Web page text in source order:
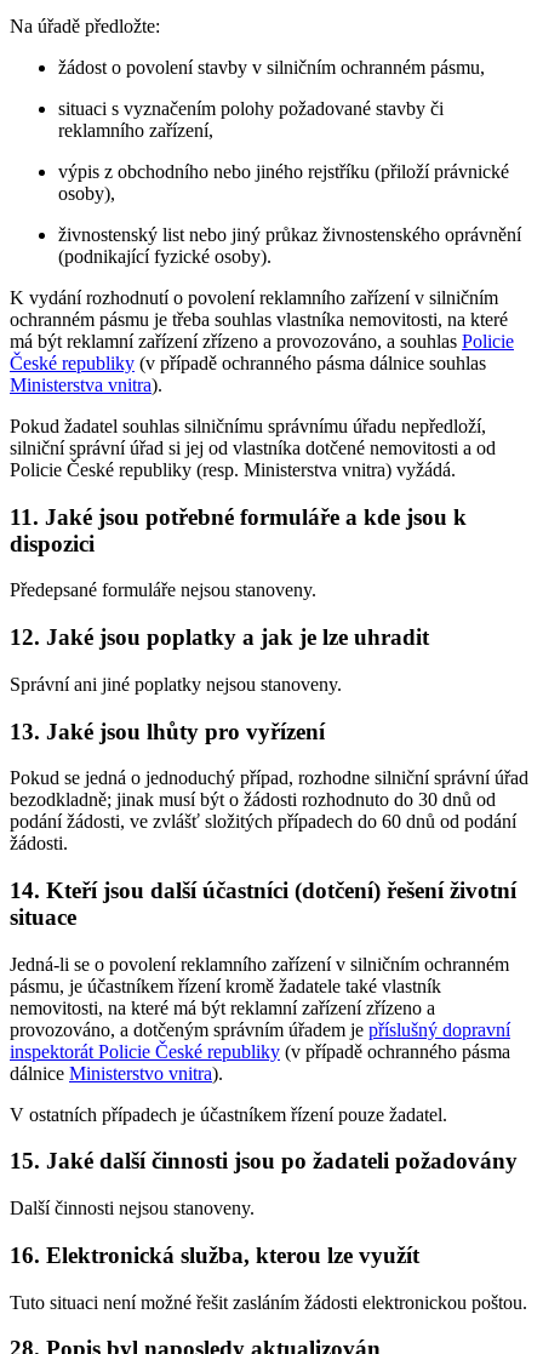
Na úřadě předložte:
žádost o povolení stavby v silničním ochranném pásmu,
situaci s vyznačením polohy požadované stavby či
reklamního zařízení,
výpis z obchodního nebo jiného rejstříku (přiloží právnické
osoby),
živnostenský list nebo jiný průkaz živnostenského oprávnění
(podnikající fyzické osoby).
K vydání rozhodnutí o povolení reklamního zařízení v silničním
ochranném pásmu je třeba souhlas vlastníka nemovitosti, na které
má být reklamní zařízení zřízeno a provozováno, a souhlas Policie
České republiky (v případě ochranného pásma dálnice souhlas
Ministerstva vnitra).
Pokud žadatel souhlas silničnímu správnímu úřadu nepředloží,
silniční správní úřad si jej od vlastníka dotčené nemovitosti a od
Policie České republiky (resp. Ministerstva vnitra) vyžádá.
11. Jaké jsou potřebné formuláře a kde jsou k
dispozici
Předepsané formuláře nejsou stanoveny.
12. Jaké jsou poplatky a jak je lze uhradit
Správní ani jiné poplatky nejsou stanoveny.
13. Jaké jsou lhůty pro vyřízení
Pokud se jedná o jednoduchý případ, rozhodne silniční správní úřad
bezodkladně; jinak musí být o žádosti rozhodnuto do 30 dnů od
podání žádosti, ve zvlášť složitých případech do 60 dnů od podání
žádosti.
14. Kteří jsou další účastníci (dotčení) řešení životní
situace
Jedná-li se o povolení reklamního zařízení v silničním ochranném
pásmu, je účastníkem řízení kromě žadatele také vlastník
nemovitosti, na které má být reklamní zařízení zřízeno a
provozováno, a dotčeným správním úřadem je příslušný dopravní
inspektorát Policie České republiky (v případě ochranného pásma
dálnice Ministerstvo vnitra).
V ostatních případech je účastníkem řízení pouze žadatel.
15. Jaké další činnosti jsou po žadateli požadovány
Další činnosti nejsou stanoveny.
16. Elektronická služba, kterou lze využít
Tuto situaci není možné řešit zasláním žádosti elektronickou poštou.
28. Popis byl naposledy aktualizován